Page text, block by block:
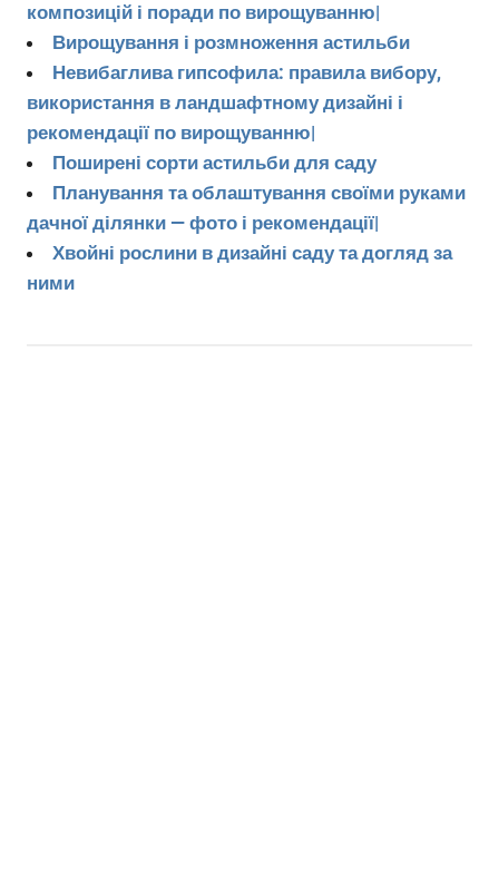
композицій і поради по вирощуванню|
Вирощування і розмноження астильби
Невибаглива гипсофила: правила вибору,
використання в ландшафтному дизайні і
рекомендації по вирощуванню|
Поширені сорти астильби для саду
Планування та облаштування своїми руками
дачної ділянки — фото і рекомендації|
Хвойні рослини в дизайні саду та догляд за
ними